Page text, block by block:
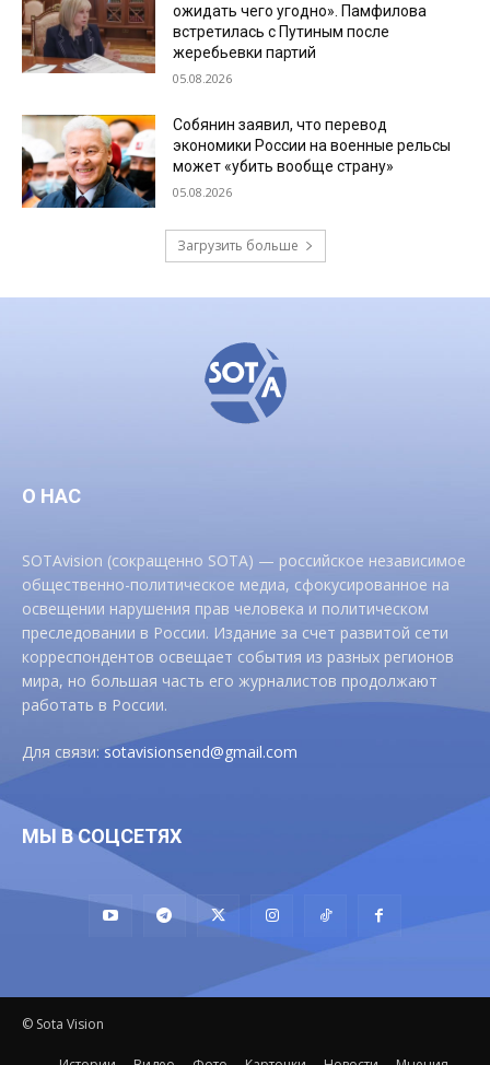
ожидать чего угодно». Памфилова
встретилась с Путиным после
жеребьевки партий
05.08.2026
Собянин заявил, что перевод
экономики России на военные рельсы
может «убить вообще страну»
05.08.2026
Загрузить больше
О НАС
SOTAvision (сокращенно SOTA) — российское независимое
общественно-политическое медиа, сфокусированное на
освещении нарушения прав человека и политическом
преследовании в России. Издание за счет развитой сети
корреспондентов освещает события из разных регионов
мира, но большая часть его журналистов продолжают
работать в России.
Для связи:sotavisionsend@gmail.com
МЫ В СОЦСЕТЯХ
© Sota Vision